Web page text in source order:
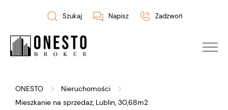
Szukaj Napisz Zadzwoń
ONESTO
Nieruchomości
Mieszkanie na sprzedaż, Lublin, 30,68m2